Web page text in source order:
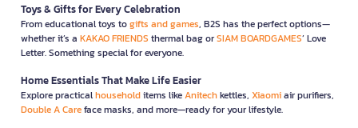
Toys & Gifts for Every Celebration
From educational toys togifts and games, B2S has the perfect options—
whether it’s a KAKAO FRIENDS thermal bag orSIAM BOARDGAMES’ Love
Letter. Something special for everyone.
Home Essentials That Make Life Easier
Explore practicalhouseholditems likeAnitechkettles, Xiaomiair purifiers,
Double A Careface masks, and more—ready for your lifestyle.